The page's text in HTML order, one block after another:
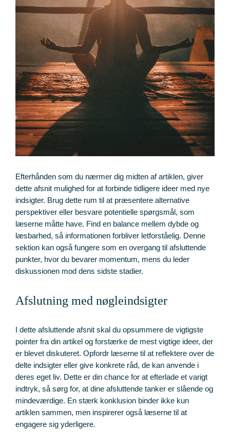
Efterhånden som du nærmer dig midten af artiklen, giver
dette afsnit mulighed for at forbinde tidligere ideer med nye
indsigter. Brug dette rum til at præsentere alternative
perspektiver eller besvare potentielle spørgsmål, som
læserne måtte have. Find en balance mellem dybde og
læsbarhed, så informationen forbliver letforståelig. Denne
sektion kan også fungere som en overgang til afsluttende
punkter, hvor du bevarer momentum, mens du leder
diskussionen mod dens sidste stadier.
Afslutning med nøgleindsigter
I dette afsluttende afsnit skal du opsummere de vigtigste
pointer fra din artikel og forstærke de mest vigtige ideer, der
er blevet diskuteret. Opfordr læserne til at reflektere over de
delte indsigter eller give konkrete råd, de kan anvende i
deres eget liv. Dette er din chance for at efterlade et varigt
indtryk, så sørg for, at dine afsluttende tanker er slående og
mindeværdige. En stærk konklusion binder ikke kun
artiklen sammen, men inspirerer også læserne til at
engagere sig yderligere.